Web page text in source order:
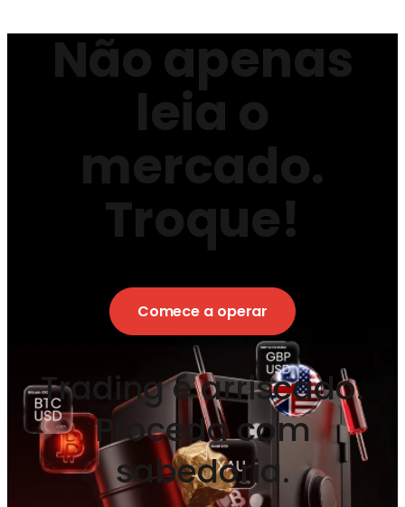
Não apenas
leia o
mercado.
Troque!
Comece a operar
Trading é arriscado.
Proceda com
sabedoria.